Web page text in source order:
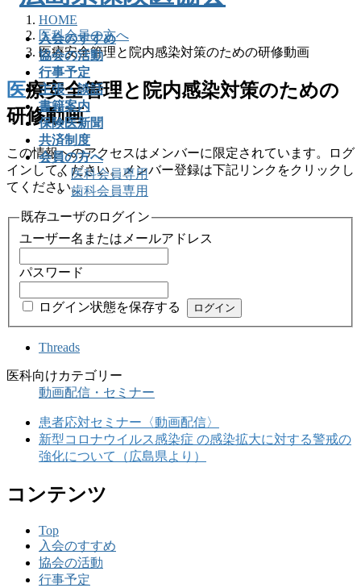
入会のすすめ
協会の活動
行事予定
主張・談話
書籍案内
保険医新聞
共済制度
会員の方へ
医科会員専用
歯科会員専用
HOME
医科会員の方へ
医療安全管理と院内感染対策のための研修動画
医療安全管理と院内感染対策のための
研修動画
この情報へのアクセスはメンバーに限定されています。ログ
インしてください。メンバー登録は下記リンクをクリックし
てください。
既存ユーザのログイン
ユーザー名またはメールアドレス
パスワード
ログイン状態を保存する
Threads
医科向けカテゴリー
動画配信・セミナー
患者応対セミナー〈動画配信〉
新型コロナウイルス感染症 の感染拡大に対する警戒の
強化について（広島県より）
コンテンツ
Top
入会のすすめ
協会の活動
行事予定